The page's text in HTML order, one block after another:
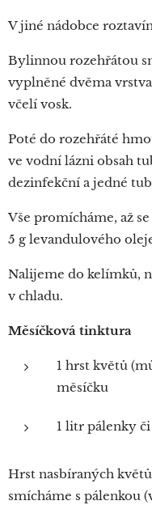
V jiné nádobce
Bylinnou rozehřátou
vyplněné dvěma
včelí vosk.
Poté do rozehřáté
ve vodní lázni obsah
dezinfekční a jedné
Vše promícháme, až
5 g levandulového
Nalijeme do kelímků,
v chladu.
Měsíčková tinktura
1 hrst květů
měsíčku
1 litr pálenky
Hrst nasbíraných
smícháme s pálenkou